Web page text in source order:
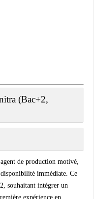
(Bac+2,
de production motivé,
immédiate. Ce
souhaitant intégrer un
expérience en